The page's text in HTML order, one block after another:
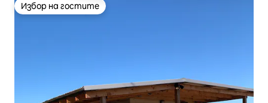
Избор на гостите
Избор на гостите